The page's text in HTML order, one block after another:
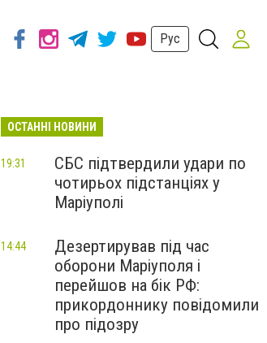
Рус
ОСТАННІ НОВИНИ
СБС підтвердили удари по
чотирьох підстанціях у
Маріуполі
19:31
Дезертирував під час
оборони Маріуполя і
перейшов на бік РФ:
прикордоннику повідомили
про підозру
14:44